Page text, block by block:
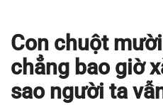
Con chuột
chẳng bao giờ
sao người ta